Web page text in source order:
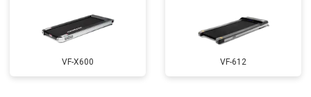
VF-X600 VF-612